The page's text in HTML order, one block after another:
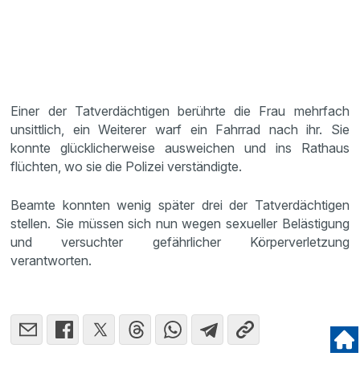
Einer der Tatverdächtigen berührte die Frau mehrfach
unsittlich, ein Weiterer warf ein Fahrrad nach ihr. Sie
konnte glücklicherweise ausweichen und ins Rathaus
flüchten, wo sie die Polizei verständigte.
Beamte konnten wenig später drei der Tatverdächtigen
stellen. Sie müssen sich nun wegen sexueller Belästigung
und versuchter gefährlicher Körperverletzung
verantworten.